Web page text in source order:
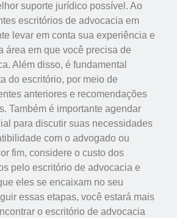
suporte jurídico possível. Ao
escritórios de advocacia em
levar em conta sua experiência e
área em que você precisa de
Além disso, é fundamental
do escritório, por meio de
anteriores e recomendações
Também é importante agendar
para discutir suas necessidades
com o advogado ou
fim, considere o custo dos
pelo escritório de advocacia e
eles se encaixam no seu
essas etapas, você estará mais
o escritório de advocacia